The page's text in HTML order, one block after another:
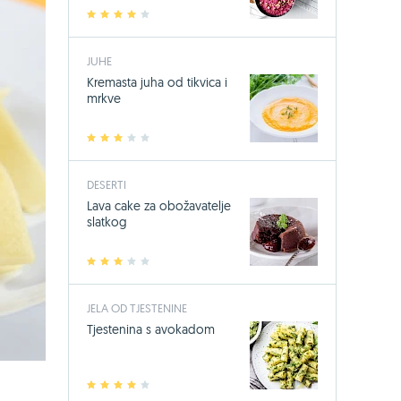
2 3 4
JUHE
2 3 4
Kremasta juha od tikvica i
mrkve
DESERTI
2 3 4
Lava cake za obožavatelje
slatkog
JELA OD TJESTENINE
2 3 4
Tjestenina s avokadom